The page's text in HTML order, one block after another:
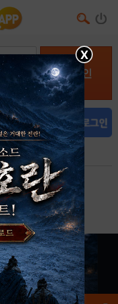
로그인
회원가입
X